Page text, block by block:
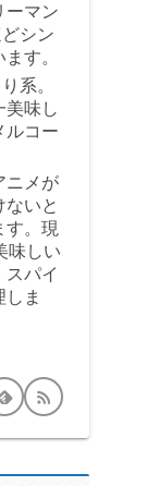
ーマン
シン
す。
系。
美味し
ルコー
ニメが
いと
す。現
味しい
パイ
ま